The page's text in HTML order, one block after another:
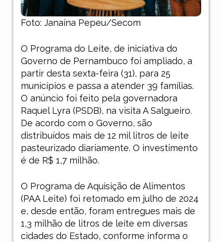
Foto: Janaína Pepeu/Secom
O Programa do Leite, de iniciativa do
Governo de Pernambuco foi ampliado, a
partir desta sexta-feira (31), para 25
municípios e passa a atender 39 famílias.
O anúncio foi feito pela governadora
Raquel Lyra (PSDB), na visita A Salgueiro.
De acordo com o Governo, são
distribuídos mais de 12 mil litros de leite
pasteurizado diariamente. O investimento
é de R$ 1,7 milhão.
O Programa de Aquisição de Alimentos
(PAA Leite) foi retomado em julho de 2024
e, desde então, foram entregues mais de
1,3 milhão de litros de leite em diversas
cidades do Estado, conforme informa o